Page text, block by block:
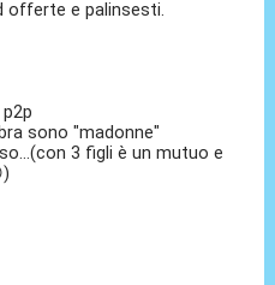
offerte e palinsesti.
sono "madonne"
3 figli è un mutuo e